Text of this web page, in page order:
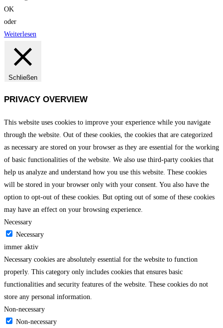
OK
oder
Weiterlesen
Schließen
PRIVACY OVERVIEW
This website uses cookies to improve your experience while you navigate
through the website. Out of these cookies, the cookies that are categorized
as necessary are stored on your browser as they are essential for the working
of basic functionalities of the website. We also use third-party cookies that
help us analyze and understand how you use this website. These cookies
will be stored in your browser only with your consent. You also have the
option to opt-out of these cookies. But opting out of some of these cookies
may have an effect on your browsing experience.
Necessary
Necessary
immer aktiv
Necessary cookies are absolutely essential for the website to function
properly. This category only includes cookies that ensures basic
functionalities and security features of the website. These cookies do not
store any personal information.
Non-necessary
Non-necessary